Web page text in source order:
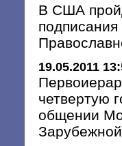
В США
19.05.2011
четвертую
общении